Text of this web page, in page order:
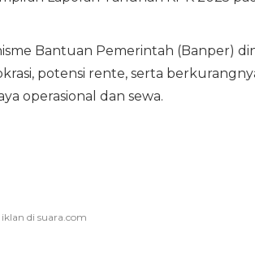
Bantuan Pemerintah (Banper)
potensi rente, serta
operasional dan sewa.